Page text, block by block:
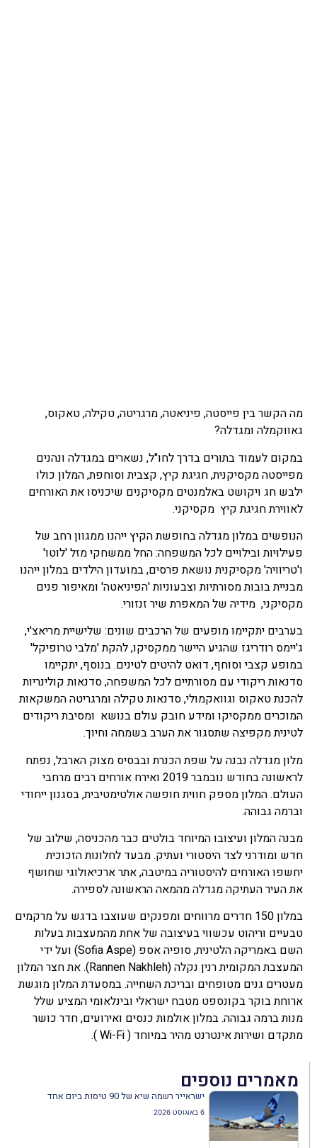
מה הקשר בין פייסטה, פיניאטה, מרגריטה, טקילה, טאקוס,
גאווקמלה ומגדלה?
במקום לעמוד בתורים בדרך לחו"ל, נשארים במגדלה ונהנים
מפייסטה מקסיקנית, חגיגת קיץ, קצבית וסוחפת, המלון כולו
ילבש חג ויקושט באלמנטים מקסיקנים שיכניסו את האורחים
לאווירת חגיגת קיץ מקסיקני.
הנופשים במלון מגדלה בחופשת הקיץ ייהנו ממגוון רחב של
פעילויות ובילויים לכל המשפחה: החל ממשחקי מזל 'לוטו'
ו'טריוויה' מקסיקנית נושאת פרסים, במועדון הילדים במלון ייהנו
מבניית בובות מסורתיות וצבעוניות 'הפיניאטה' ומאיפור פנים
מקסיקני, מידיה של המאפרת שיר זנזורי.
בערבים יתקיימו מופעים של הרכבים שונים: שלישיית מריאצ'י,
ג'יימס רודריגז שהגיע היישר ממקסיקו, להקת 'מלבי טרופיקל'
במופע קצבי וסוחף, דואט להיטים לטינים. בנוסף, יתקיימו
סדנאות ריקודי עם מסורתיים לכל המשפחה, סדנאות קולינריות
להכנת טאקוס וגוואקמולי, סדנאות טקילה ומרגריטה המשקאות
המוכרים ממקסיקו ומידע חובק עולם בנושא ומסיבת ריקודים
לטינית מקפיצה שתסגור את הערב בשמחה וחיוך.
מלון מגדלה נבנה על שפת הכנרת ובבסיס מצוק הארבל, נפתח
לראשונה בחודש נובמבר 2019 ואירח אורחים רבים מרחבי
העולם. המלון מספק חווית חופשה אולטימטיבית, בסגנון ייחודי
וברמה גבוהה.
מבנה המלון ועיצובו המיוחד בולטים כבר מהכניסה, שילוב של
חדש ומודרני לצד היסטורי ועתיק. מבעד לחלונות הזכוכית
יחשפו האורחים להיסטוריה במיטבה, אתר ארכיאולוגי שחושף
את העיר העתיקה מגדלה מהמאה הראשונה לספירה.
במלון 150 חדרים מרווחים ומפנקים שעוצבו בדגש על מרקמים
טבעיים וריהוט עכשווי בעיצובה של אחת מהמעצבות בעלות
השם באמריקה הלטינית, סופיה אספ (Sofia Aspe) ועל ידי
המעצבת המקומית רנין נקלה (Rannen Nakhleh). את חצר המלון
מעטרים גנים מטופחים ובריכת השחייה. במסעדת המלון מוגשת
ארוחת בוקר בקונספט מטבח ישראלי ובינלאומי המציע שלל
מנות ברמה גבוהה. במלון אולמות כנסים ואירועים, חדר כושר
מתקדם ושירות אינטרנט מהיר במיוחד ( Wi-Fi ).
מאמרים נוספים
ישראייר רשמה שיא של 90 טיסות ביום אחד
6 באוגוסט 2026